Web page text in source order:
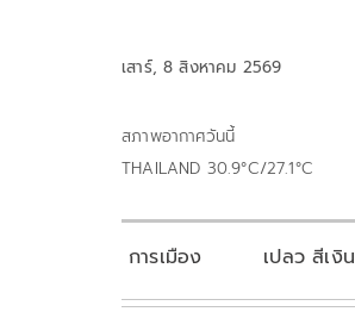
เสาร์, 8 สิงหาคม 2569
สภาพอากาศวันนี้
THAILAND 30.9°C/27.1°C
การเมือง เปลว สีเงิน